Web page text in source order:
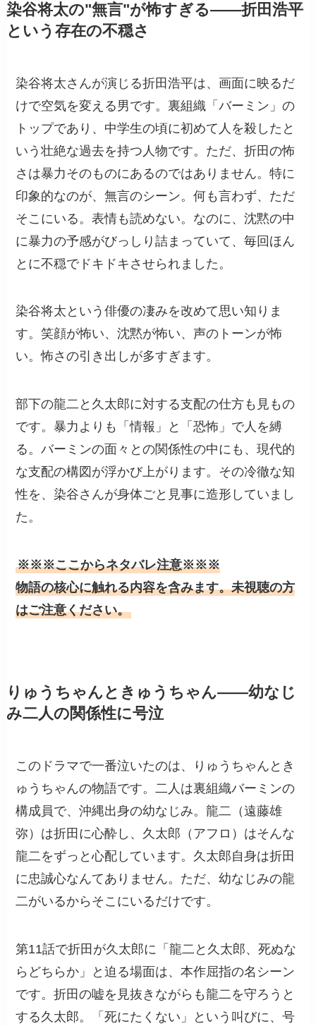
染谷将太の"無言"が怖すぎる——折田浩平
という存在の不穏さ
染谷将太さんが演じる折田浩平は、画面に映るだ
けで空気を変える男です。裏組織「バーミン」の
トップであり、中学生の頃に初めて人を殺したと
いう壮絶な過去を持つ人物です。ただ、折田の怖
さは暴力そのものにあるのではありません。特に
印象的なのが、無言のシーン。何も言わず、ただ
そこにいる。表情も読めない。なのに、沈黙の中
に暴力の予感がびっしり詰まっていて、毎回ほん
とに不穏でドキドキさせられました。
染谷将太という俳優の凄みを改めて思い知りま
す。笑顔が怖い、沈黙が怖い、声のトーンが怖
い。怖さの引き出しが多すぎます。
部下の龍二と久太郎に対する支配の仕方も見もの
です。暴力よりも「情報」と「恐怖」で人を縛
る。バーミンの面々との関係性の中にも、現代的
な支配の構図が浮かび上がります。その冷徹な知
性を、染谷さんが身体ごと見事に造形していまし
た。
※※※ここからネタバレ注意※※※
物語の核心に触れる内容を含みます。未視聴の方
はご注意ください。
りゅうちゃんときゅうちゃん——幼なじ
み二人の関係性に号泣
このドラマで一番泣いたのは、りゅうちゃんとき
ゅうちゃんの物語です。二人は裏組織バーミンの
構成員で、沖縄出身の幼なじみ。龍二（遠藤雄
弥）は折田に心酔し、久太郎（アフロ）はそんな
龍二をずっと心配しています。久太郎自身は折田
に忠誠心なんてありません。ただ、幼なじみの龍
二がいるからそこにいるだけです。
第11話で折田が久太郎に「龍二と久太郎、死ぬな
らどちらか」と迫る場面は、本作屈指の名シーン
です。折田の嘘を見抜きながらも龍二を守ろうと
する久太郎。「死にたくない」という叫びに、号